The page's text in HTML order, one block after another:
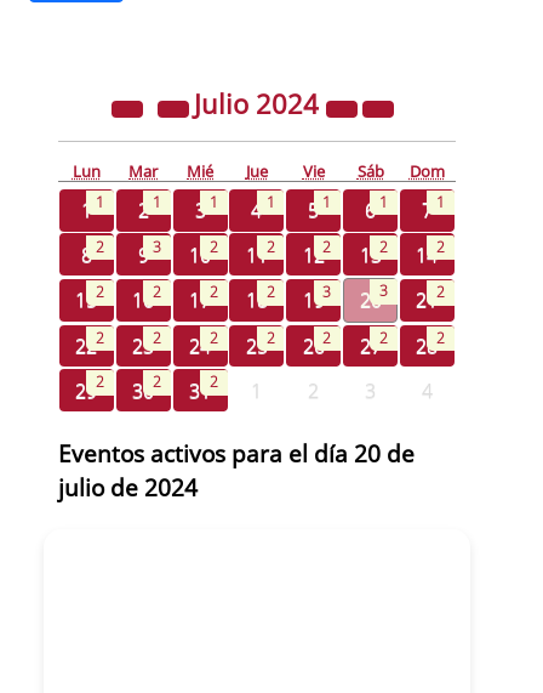
Julio 2024
Lun Mar Mié Jue Vie Sáb Dom
1 1 2 1 3 1 4 1 5 1 6 1 7 1
82 93 102 112 122 132 142
152 162 172 182 193 203 212
222 232 242 252 262 272 282
292 302 312 1 2 3 4
Eventos activos para el día 20 de
julio de 2024